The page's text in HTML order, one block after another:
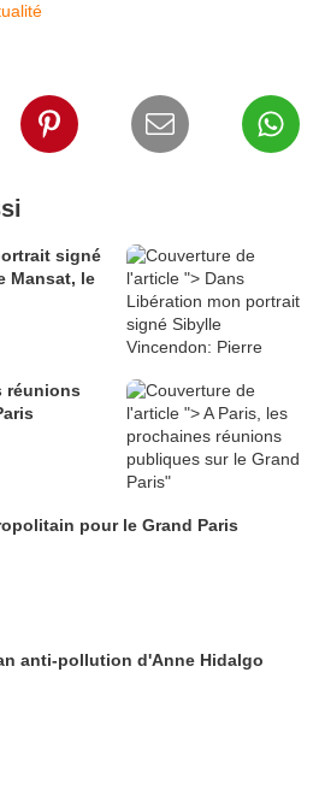
signé
Mansat, le
réunions
pour le Grand Paris
anti-pollution d'Anne Hidalgo